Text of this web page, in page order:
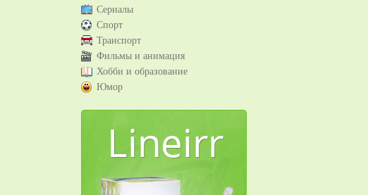
Сериалы
Спорт
Транспорт
Фильмы и анимация
Хобби и образование
Юмор